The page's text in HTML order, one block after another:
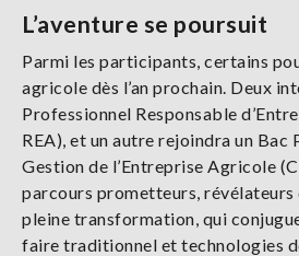
L’aventure se poursuit
Parmi les participants, certains
agricole dès l’an prochain. Deux
Professionnel Responsable
REA), et un autre rejoindra un Bac
Gestion de l’Entreprise Agricole
parcours prometteurs, révélateurs
pleine transformation, qui
faire traditionnel et technologies